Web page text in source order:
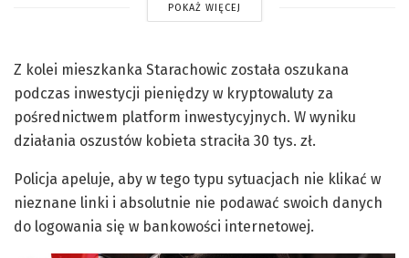
POKAŻ WIĘCEJ
Z kolei mieszkanka Starachowic została oszukana
podczas inwestycji pieniędzy w kryptowaluty za
pośrednictwem platform inwestycyjnych. W wyniku
działania oszustów kobieta straciła 30 tys. zł.
Policja apeluje, aby w tego typu sytuacjach nie klikać w
nieznane linki i absolutnie nie podawać swoich danych
do logowania się w bankowości internetowej.